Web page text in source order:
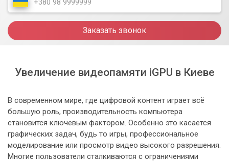
Заказать звонок
Увеличение видеопамяти iGPU в Киеве
В современном мире, где цифровой контент играет всё
большую роль, производительность компьютера
становится ключевым фактором. Особенно это касается
графических задач, будь то игры, профессиональное
моделирование или просмотр видео высокого разрешения.
Многие пользователи сталкиваются с ограничениями